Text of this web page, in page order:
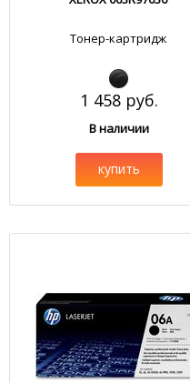
Тонер-картридж
1 458 руб.
В наличии
купить